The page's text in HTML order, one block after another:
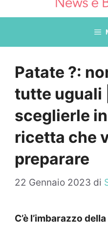
Patate ?:
tutte uguali
sceglierle
ricetta che
preparare
22 Gennaio 2023 di
C’è l’imbarazzo